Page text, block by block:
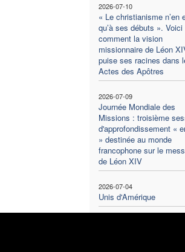
2026-07-10
« Le christianisme n’en
qu’à ses débuts ». Voici
comment la vision
missionnaire de Léon
puise ses racines dans
Actes des Apôtres
2026-07-09
Journée Mondiale des
Missions : troisième
d'approfondissement «
» destinée au monde
francophone sur le
de Léon XIV
2026-07-04
Unis d'Amérique